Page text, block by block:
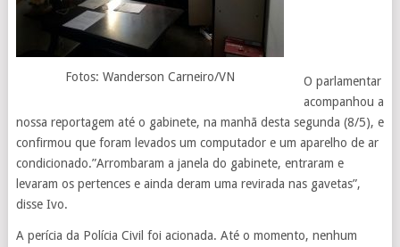
Fotos: Wanderson Carneiro/VN
O parlamentar
acompanhou a
nossa reportagem até o gabinete, na manhã desta segunda (8/5), e
confirmou que foram levados um computador e um aparelho de ar
condicionado.”Arrombaram a janela do gabinete, entraram e
levaram os pertences e ainda deram uma revirada nas gavetas”,
disse Ivo.
A perícia da Polícia Civil foi acionada. Até o momento, nenhum